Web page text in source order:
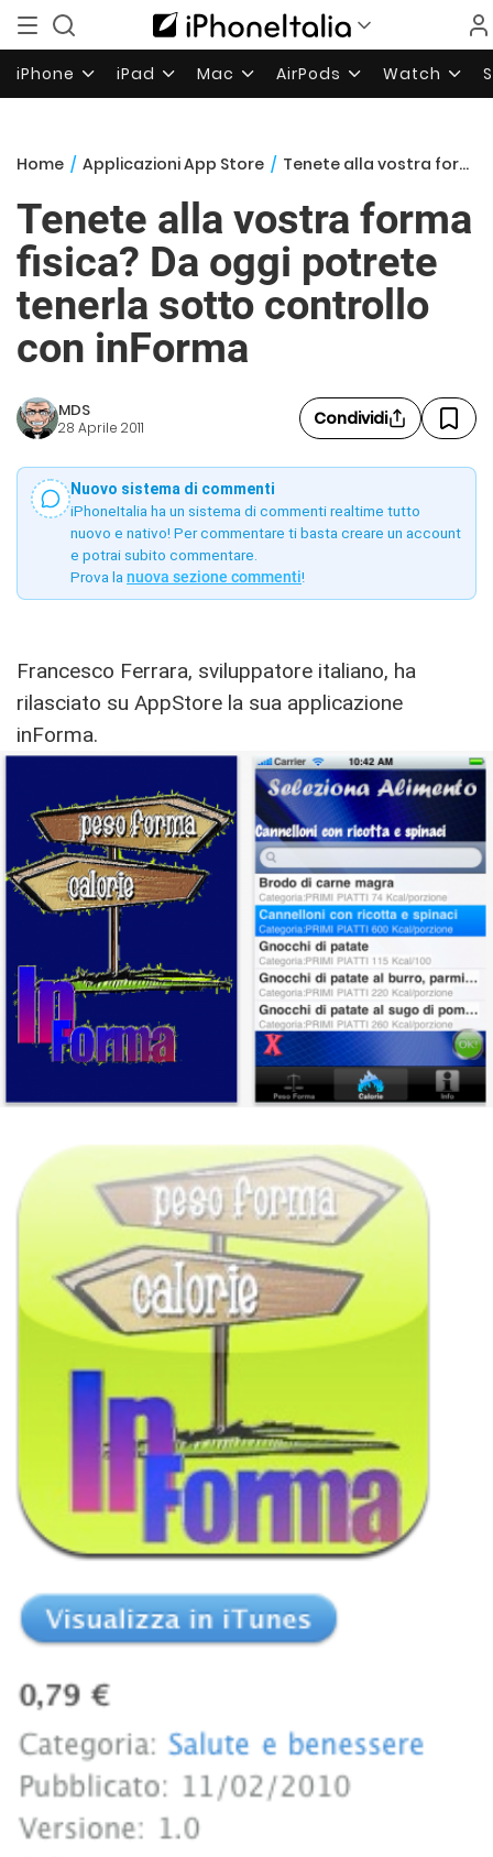
iPhone iPad Mac AirPods Watch
Home / Applicazioni App Store / Tenete alla vostra forma fisica? Da oggi potrete tenerla sotto controllo con inForma
Tenete alla vostra forma
fisica? Da oggi potrete
tenerla sotto controllo
con inForma
MDS
28 Aprile 2011 Condividi
Nuovo sistema di commenti
iPhoneItalia ha un sistema di commenti realtime tutto
nuovo e nativo! Per commentare ti basta creare un account
e potrai subito commentare.
Prova la nuova sezione commenti!
Francesco Ferrara, sviluppatore italiano, ha
rilasciato su AppStore la sua applicazione
inForma.